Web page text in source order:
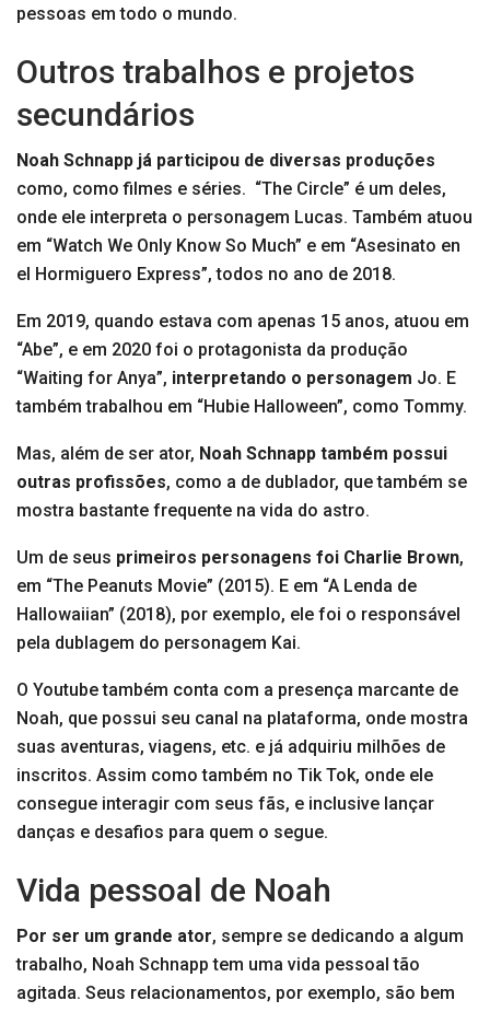
pessoas em todo o mundo.
Outros trabalhos e projetos
secundários
Noah Schnapp já participou de diversas produções
como, como filmes e séries. “The Circle” é um deles,
onde ele interpreta o personagem Lucas. Também atuou
em “Watch We Only Know So Much” e em “Asesinato en
el Hormiguero Express”, todos no ano de 2018.
Em 2019, quando estava com apenas 15 anos, atuou em
“Abe”, e em 2020 foi o protagonista da produção
“Waiting for Anya”, interpretando o personagem Jo. E
também trabalhou em “Hubie Halloween”, como Tommy.
Mas, além de ser ator, Noah Schnapp também possui
outras profissões, como a de dublador, que também se
mostra bastante frequente na vida do astro.
Um de seus primeiros personagens foi Charlie Brown,
em “The Peanuts Movie” (2015). E em “A Lenda de
Hallowaiian” (2018), por exemplo, ele foi o responsável
pela dublagem do personagem Kai.
O Youtube também conta com a presença marcante de
Noah, que possui seu canal na plataforma, onde mostra
suas aventuras, viagens, etc. e já adquiriu milhões de
inscritos. Assim como também no Tik Tok, onde ele
consegue interagir com seus fãs, e inclusive lançar
danças e desafios para quem o segue.
Vida pessoal de Noah
Por ser um grande ator, sempre se dedicando a algum
trabalho, Noah Schnapp tem uma vida pessoal tão
agitada. Seus relacionamentos, por exemplo, são bem